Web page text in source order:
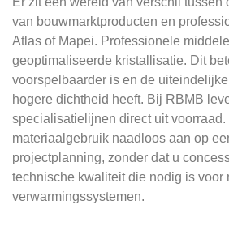
van bouwmarktproducten en
Atlas of Mapei. Professionele
geoptimaliseerde kristallisatie. Dit
voorspelbaarder is en de uiteindelijke
hogere dichtheid heeft. Bij RBMB
specialisatielijnen direct uit
materiaalgebruik naadloos aan op
projectplanning, zonder dat u
technische kwaliteit die nodig is voor
verwarmingssystemen.